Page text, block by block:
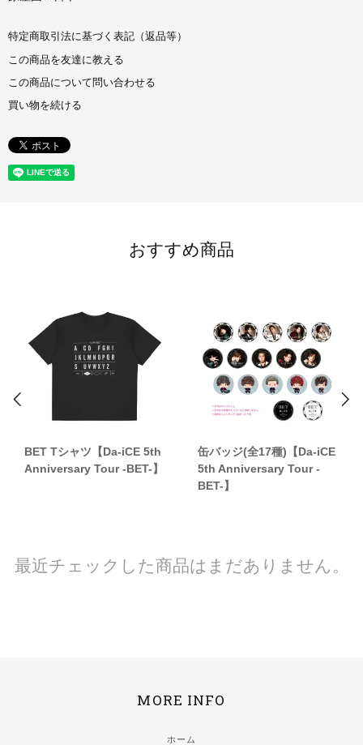
特定商取引法に基づく表記（返品等）
この商品を友達に教える
この商品について問い合わせる
買い物を続ける
おすすめ商品
BET Tシャツ【Da-iCE 5th
Anniversary Tour -BET-】
缶バッジ(全17種)【Da-iCE
5th Anniversary Tour -
BET-】
最近チェックした商品はまだありません。
MORE INFO
ホーム